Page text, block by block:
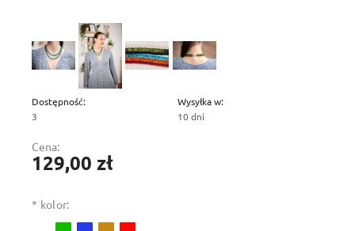
Dostępność:
3
Wysyłka w:
10 dni
Cena:
129,00 zł
* kolor: